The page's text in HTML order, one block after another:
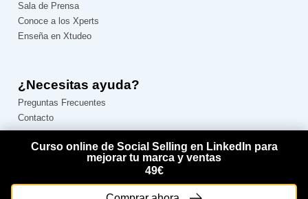
Curso online de Social Selling en LinkedIn para
mejorar tu marca y ventas
49€
Sala de Prensa
Conoce a los Xperts
Enseña en Xtudeo
¿Necesitas ayuda?
Preguntas Frecuentes
Contacto
Síguenos